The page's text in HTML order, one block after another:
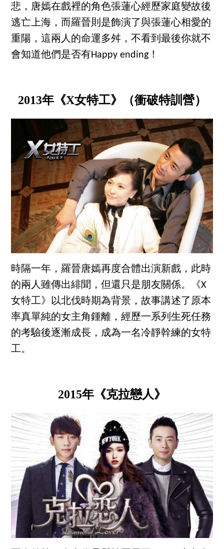
悲，唐嫣在戲裡的角色張蓮心經歷家庭變故後
逃亡上海，而羅晉則是飾演了與張蓮心相愛的
重陽，這兩人的命運多舛，不看到最後你就不
會知道他們是否有Happy ending！
2013年《X女特工》（衝破特訓營）
時隔一年，羅晉唐嫣再度合體出演新戲，此時
的兩人雖傳出緋聞，但還只是朋友關係。《X
女特工》以北伐時期為背景，故事講述了原本
率真單純的女主角鍾離，經歷一系列生死任務
的考驗後逐漸成長，成為一名冷靜幹練的女特
工。
2015年《克拉戀人》